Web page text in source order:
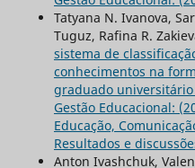
Tatyana N. Ivanova,
Tuguz, Rafina R.
sistema de
conhecimentos na
graduado universitário
Gestão Educacional:
Educação,
Resultados e
Anton Ivashchuk,